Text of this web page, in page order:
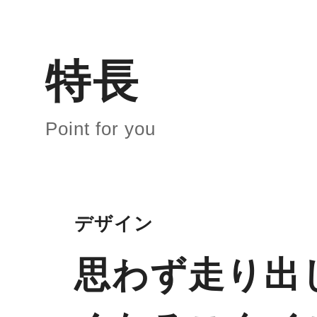
特長
Point for you
デザイン
思わず走り出